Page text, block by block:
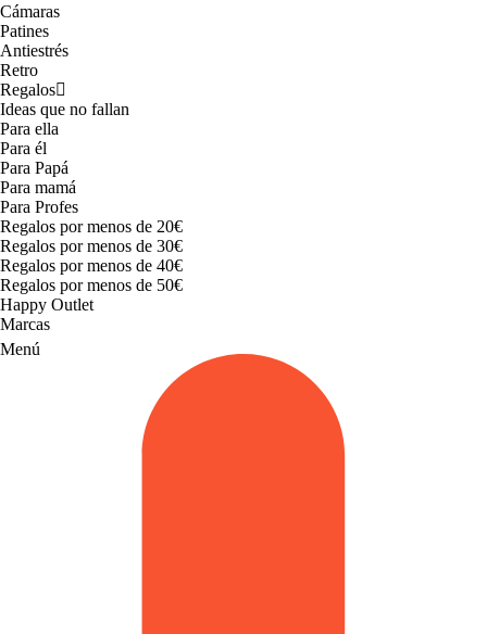
Cámaras
Patines
Antiestrés
Retro
Regalos
Ideas que no fallan
Para ella
Para él
Para Papá
Para mamá
Para Profes
Regalos por menos de 20€
Regalos por menos de 30€
Regalos por menos de 40€
Regalos por menos de 50€
Happy Outlet
Marcas